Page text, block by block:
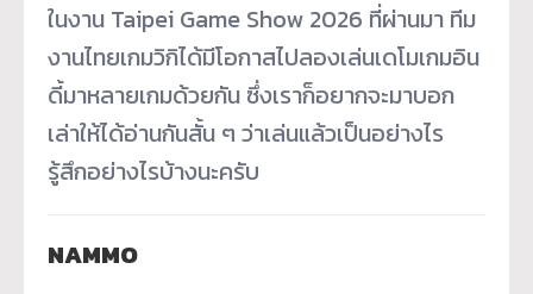
ในงาน Taipei Game Show 2026 ที่ผ่านมา ทีม
งานไทยเกมวิกิได้มีโอกาสไปลองเล่นเดโมเกมอิน
ดี้มาหลายเกมด้วยกัน ซึ่งเราก็อยากจะมาบอก
เล่าให้ได้อ่านกันสั้น ๆ ว่าเล่นแล้วเป็นอย่างไร
รู้สึกอย่างไรบ้างนะครับ
NAMMO